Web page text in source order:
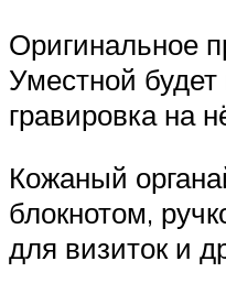
Оригинальное
Уместной
гравировка на
Кожаный
блокнотом,
для визиток и